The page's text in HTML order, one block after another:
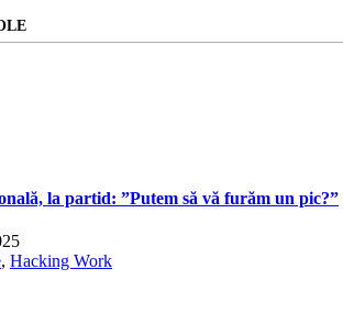
la partid: ”Putem să vă furăm un pic?”
, Hacking Work